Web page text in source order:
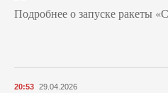
Подробнее о запуске ракеты
20:53 29.04.2026